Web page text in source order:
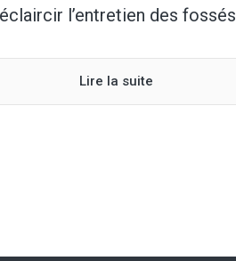
l’entretien des fossés
Lire la suite